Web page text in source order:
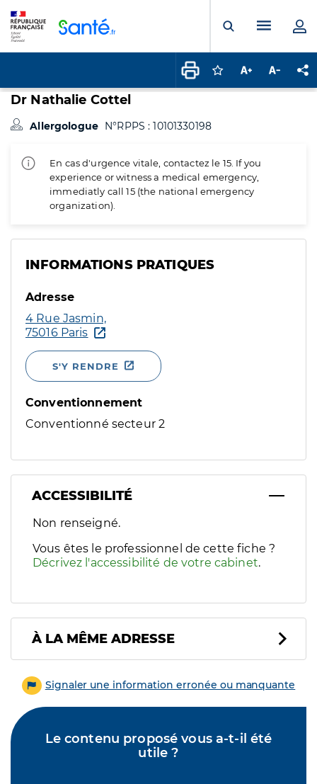
Ouvrir laMenu
Connectez-vous
Augmenter la
Dr Nathalie Cottel
Allergologue N°RPPS : 10101330198
En cas d'urgence vitale, contactez le 15. If you
experience or witness a medical emergency,
immediatly call 15 (the national emergency
organization).
INFORMATIONS PRATIQUES
Adresse
4 Rue Jasmin,
75016 Paris
S'Y RENDRE
Conventionnement
Conventionné secteur 2
ACCESSIBILITÉ
Filtres
Sélectionnez un ou plusieurs handicaps/besoins
Non renseigné.
Vous êtes le professionnel de cette fiche ?
Décrivez l'accessibilité de votre cabinet.
À LA MÊME ADRESSE
Signaler une information erronée ou manquante
Le contenu proposé vous a-t-il été
utile ?